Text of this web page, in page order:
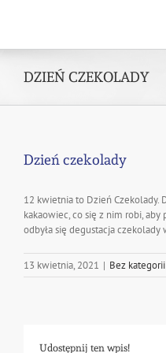
DZIEŃ CZEKOLADY
Dzień czekolady
12 kwietnia to Dzień Czekolady.
kakaowiec, co się z nim robi, aby
odbyła się degustacja
13 kwietnia, 2021 | Bez kategorii
Udostępnij ten wpis!